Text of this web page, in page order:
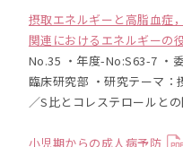
摂取エネルギーと高脂血症
関連におけるエネルギーの
No.35 ・年度-No:S63-7 ・
臨床研究部 ・研究テーマ：
／S比とコレステロールと
小児期からの成人病予防